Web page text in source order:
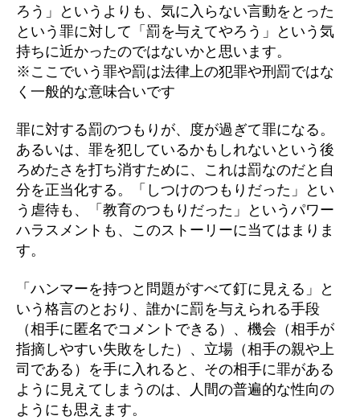
ろう」というよりも、気に入らない言動をとった
という罪に対して「罰を与えてやろう」という気
持ちに近かったのではないかと思います。
※ここでいう罪や罰は法律上の犯罪や刑罰ではな
く一般的な意味合いです
罪に対する罰のつもりが、度が過ぎて罪になる。
あるいは、罪を犯しているかもしれないという後
ろめたさを打ち消すために、これは罰なのだと自
分を正当化する。「しつけのつもりだった」とい
う虐待も、「教育のつもりだった」というパワー
ハラスメントも、このストーリーに当てはまりま
す。
「ハンマーを持つと問題がすべて釘に見える」と
いう格言のとおり、誰かに罰を与えられる手段
（相手に匿名でコメントできる）、機会（相手が
指摘しやすい失敗をした）、立場（相手の親や上
司である）を手に入れると、その相手に罪がある
ように見えてしまうのは、人間の普遍的な性向の
ようにも思えます。